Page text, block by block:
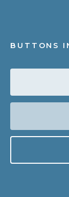
BUTTONS